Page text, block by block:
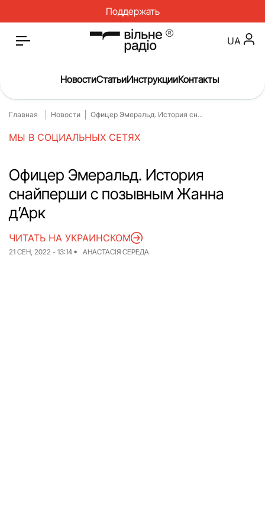
Поддержать
Главная
Новости
О нас
Инструкции
Спорт
Интервью
Досье
Блог
Проекты
UA
НовостиСтатьиИнструкцииКонтакты
Главная Новости Офицер Эмеральд. История сн...
МЫ В СОЦИАЛЬНЫХ СЕТЯХ
Офицер Эмеральд. История
снайперши с позывным Жанна
д’Арк
21 СЕН, 2022 - 13:14 АНАСТАСІЯ СЕРЕДА
ЧИТАТЬ НА УКРАИНСКОМ